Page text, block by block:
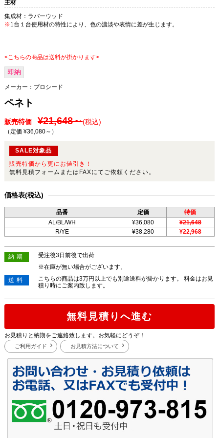
主材
集成材：ラバーウッド
※1台１台使用材の特性により、色の濃淡や表情に差が生じます。
<こちらの商品は送料が掛かります>
即納
メーカー： プロシード
ペネト
販売特価 ¥21,648～(税込)
（定価 ¥36,080～ ）
SALE対象品
販売特価から更にお値引き！
無料見積フォームまたはFAXにてご依頼ください。
価格表(税込)
品番 定価
特価
AL/BL/WH
¥36,080
¥21,648
R/YE
¥38,280 ¥22,968
納期
受注後3日前後で出荷
※在庫が無い場合がございます。
送料
こちらの商品は3万円以上でも別途送料が掛かります。 料金はお見
積り時にご案内致します。
無料見積りへ進む
お見積りと納期をご連絡致します。お気軽にどうぞ！
ご利用ガイド お見積方法について